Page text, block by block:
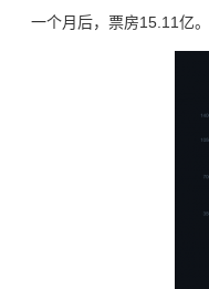
一个月后，票房15.11亿。